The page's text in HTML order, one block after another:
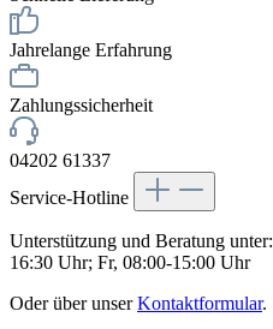
Jahrelange Erfahrung
Zahlungssicherheit
04202 61337
Service-Hotline
Unterstützung und Beratung unter:
16:30 Uhr; Fr, 08:00-15:00 Uhr
Oder über unserKontaktformular.